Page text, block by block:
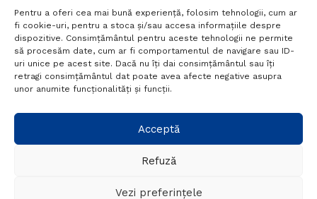
Pentru a oferi cea mai bună experiență, folosim tehnologii, cum ar
fi cookie-uri, pentru a stoca și/sau accesa informațiile despre
dispozitive. Consimțământul pentru aceste tehnologii ne permite
să procesăm date, cum ar fi comportamentul de navigare sau ID-
uri unice pe acest site. Dacă nu îți dai consimțământul sau îți
retragi consimțământul dat poate avea afecte negative asupra
unor anumite funcționalități și funcții.
Acceptă
Refuză
Vezi preferințele